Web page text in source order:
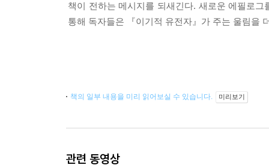
책이 전하는 메시지를 되새긴다. 새로운 에필로
통해 독자들은 『이기적 유전자』가 주는 울림을
책의 일부 내용을 미리 읽어보실 수 있습니다. 미리보기
관련 동영상